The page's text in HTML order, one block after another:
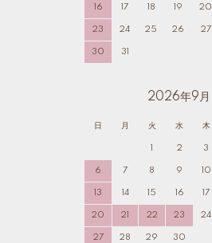
16 17 18 19 20
23 24 25 26 27
30 31
2026年9月
日 月 火 水 木
1 2 3
6 7 8 9 10
13 14 15 16 17
20 21 22 23 24
27 28 29 30